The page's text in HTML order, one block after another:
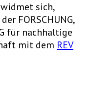
sich,
FORSCHUNG,
für nachhaltige
mit dem REV